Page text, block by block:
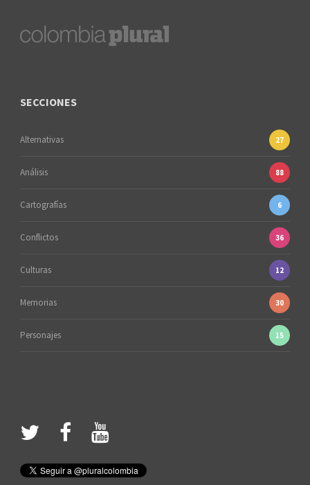
SECCIONES
Alternativas 27
Análisis 88
Cartografías 6
Conflictos 36
Culturas 12
Memorias 30
Personajes 15